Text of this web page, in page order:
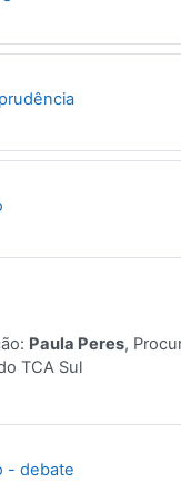
Ficheiro
Paula Peres,
TCA Sul
- debate